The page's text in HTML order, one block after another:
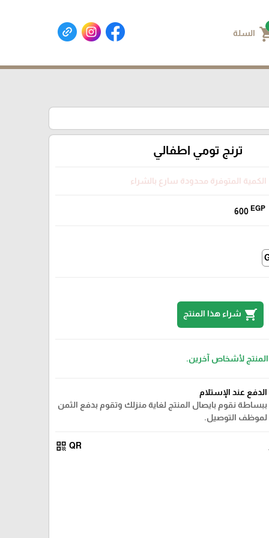
السلة
ترنج تومي اطفالي
الكمية المتوفرة محدودة سارع بالشراء
600 EGP
shopping_cart شراء هذا المنتج
المنتج لأشخاص آخرين.
الدفع عند الإستلام
ببساطة نقوم بايصال المنتج لغاية منزلك وتقوم بدفع الثمن
لموظف التوصيل.
QR
qr_code